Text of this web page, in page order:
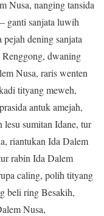
Nusa, nanging tansida
ganti sanjata luwih
dening sanjata
dwaning
Nusa, raris wenten
tityang meweh,
antuk amejah,
lesu sumitan Idane, tur
riantukan Ida Dalem
rabin Ida Dalem
caling, polih tityang
beli ring Besakih,
Nusa,